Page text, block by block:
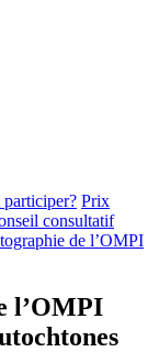
Prix
consultatif
de l’OMPI
l’OMPI